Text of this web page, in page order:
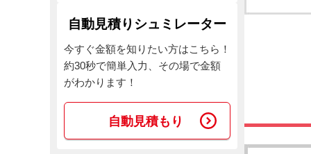
自動見積りシュミレーター
今すぐ金額を知りたい方はこちら！
約30秒で簡単入力、その場で金額
がわかります！
自動見積もり